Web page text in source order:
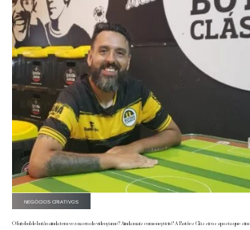
NEGÓCIOS CRIATIVOS
O futebol de botão ainda tem vez na era do videogame? Ainda mais como negócio? A Botões Clássicos aposta que sim